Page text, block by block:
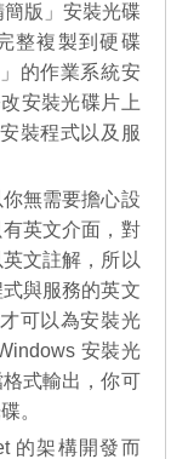
版」安裝光碟
整複製到硬碟
的作業系統安
安裝光碟片上
裝程式以及服
無需要擔心設
英文介面，對
文註解，所以
與服務的英文
可以為安裝光
安裝光
式輸出，你可
。
的架構開發而